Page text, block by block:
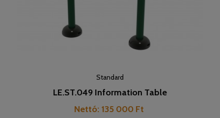
Standard
LE.ST.049 Information Table
Pret
Nettó: 135 000 Ft